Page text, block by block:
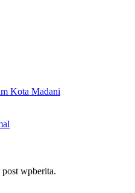
Kota Madani
wpberita.